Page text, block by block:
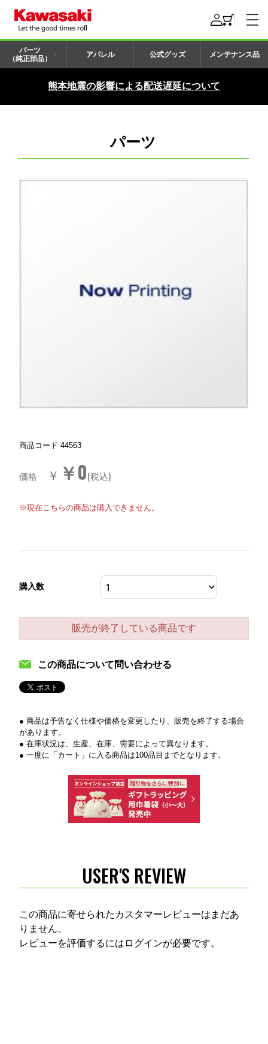
パーツ
（純正部品）
アパレル 公式グッズ メンテナンス品
熊本地震の影響による配送遅延について
パーツ
商品コード 44563
価格 ￥ ￥0(税込)
※現在こちらの商品は購入できません。
購入数
販売が終了している商品です
この商品について問い合わせる
● 商品は予告なく仕様や価格を変更したり、販売を終了する場合
があります。
● 在庫状況は、生産、在庫、需要によって異なります。
● 一度に「カート」に入る商品は100品目までとなります。
USER'S REVIEW
この商品に寄せられたカスタマーレビューはまだあ
りません。
レビューを評価するには ログインが必要です。